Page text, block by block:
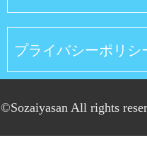
プライバシーポリシ
©Sozaiyasan All rights